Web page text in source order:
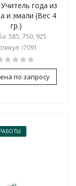
года из
и эмали (Вес 4
гр.)
585, 750, 925
i7091
по запросу